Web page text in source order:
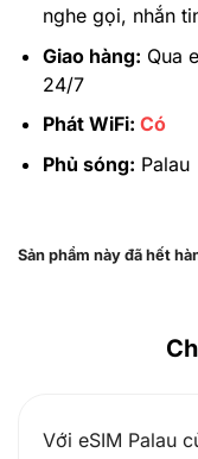
nghe gọi, nhắn
Giao hàng: Qua
24/7
Phát WiFi: Có
Phủ sóng: Palau
Sản phẩm này đã hết
Với eSIM Palau